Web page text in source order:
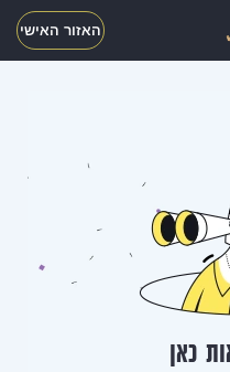
האזור האישי
כאן